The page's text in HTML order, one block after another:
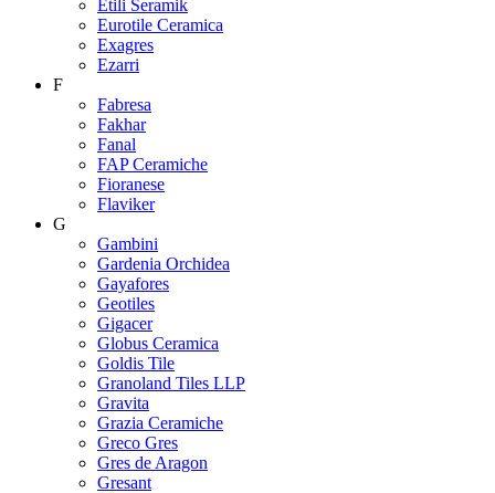
Etili Seramik
Eurotile Ceramica
Exagres
Ezarri
F
Fabresa
Fakhar
Fanal
FAP Ceramiche
Fioranese
Flaviker
G
Gambini
Gardenia Orchidea
Gayafores
Geotiles
Gigacer
Globus Ceramica
Goldis Tile
Granoland Tiles LLP
Gravita
Grazia Ceramiche
Greco Gres
Gres de Aragon
Gresant